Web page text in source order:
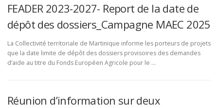
FEADER 2023-2027- Report de la date de
dépôt des dossiers_Campagne MAEC 2025
La Collectivité territoriale de Martinique informe les porteurs de projets
que la date limite de dépôt des dossiers provisoires des demandes
d’aide au titre du Fonds Européen Agricole pour le …
Réunion d’information sur deux